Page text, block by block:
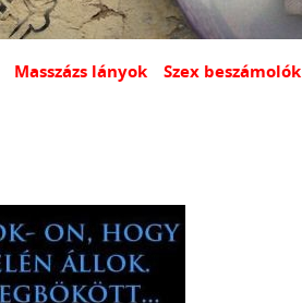
Masszázs lányok Szex beszámolók